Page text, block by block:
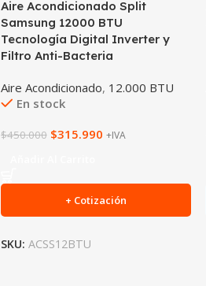
Aire Acondicionado Split
Samsung 12000 BTU
Tecnología Digital Inverter y
Filtro Anti-Bacteria
Aire Acondicionado, 12.000 BTU
En stock
$450.000 $315.990 +IVA
+ Cotización
SKU: ACSS12BTU